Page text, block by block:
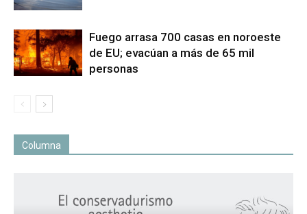
Fuego arrasa 700 casas en noroeste
de EU; evacúan a más de 65 mil
personas
Columna